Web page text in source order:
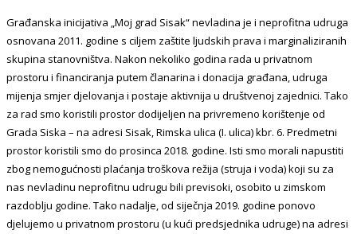
Građanska inicijativa „Moj grad Sisak“ nevladina je i neprofitna udruga
osnovana 2011. godine s ciljem zaštite ljudskih prava i marginaliziranih
skupina stanovništva. Nakon nekoliko godina rada u privatnom
prostoru i financiranja putem članarina i donacija građana, udruga
mijenja smjer djelovanja i postaje aktivnija u društvenoj zajednici. Tako
za rad smo koristili prostor dodijeljen na privremeno korištenje od
Grada Siska – na adresi Sisak, Rimska ulica (I. ulica) kbr. 6. Predmetni
prostor koristili smo do prosinca 2018. godine. Isti smo morali napustiti
zbog nemogućnosti plaćanja troškova režija (struja i voda) koji su za
nas nevladinu neprofitnu udrugu bili previsoki, osobito u zimskom
razdoblju godine. Tako nadalje, od siječnja 2019. godine ponovo
djelujemo u privatnom prostoru (u kući predsjednika udruge) na adresi